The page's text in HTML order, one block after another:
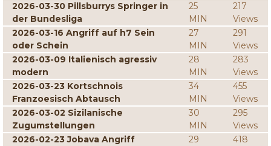
2026-03-30 Pillsburrys Springer in
der Bundesliga
25
MIN
217
Views
2026-03-16 Angriff auf h7 Sein
oder Schein
27
MIN
291
Views
2026-03-09 Italienisch agressiv
modern
28
MIN
283
Views
2026-03-23 Kortschnois
Franzoesisch Abtausch
34
MIN
455
Views
2026-03-02 Sizilanische
Zugumstellungen
30
MIN
295
Views
2026-02-23 Jobava Angriff
29
418